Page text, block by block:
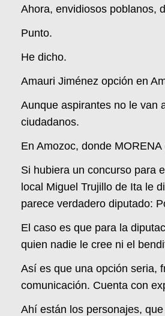
Ahora, envidiosos poblanos,
Punto.
He dicho.
Amauri Jiménez opción en
Aunque aspirantes no le van
ciudadanos.
En Amozoc, donde
Si hubiera un concurso para
local Miguel Trujillo de Ita le
parece verdadero diputado:
El caso es que para la
quien nadie le cree ni el
Así es que una opción seria,
comunicación. Cuenta con
Ahí están los personajes,